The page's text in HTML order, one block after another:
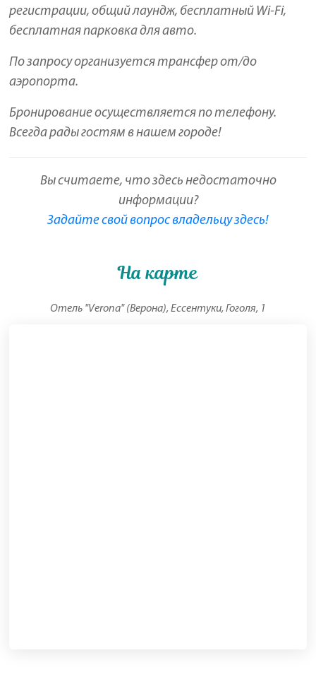
регистрации, общий лаундж, бесплатный Wi-Fi,
бесплатная парковка для авто.
По запросу организуется трансфер от/до
аэропорта.
Бронирование осуществляется по телефону.
Всегда рады гостям в нашем городе!
Вы считаете, что здесь недостаточно
информации?
Задайте свой вопрос владельцу здесь!
На карте
Отель "Verona" (Верона), Ессентуки, Гоголя, 1